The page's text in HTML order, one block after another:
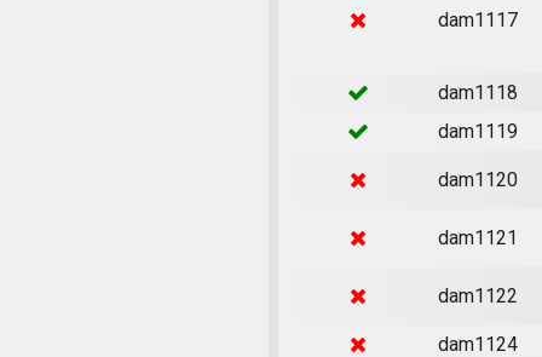
dam1117
dam1118
dam1119
dam1120
dam1121
dam1122
dam1124